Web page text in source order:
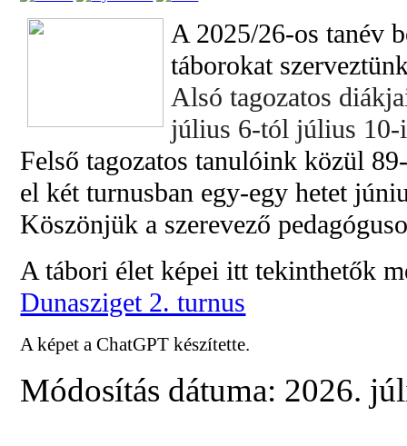
A 2025/26-os tanév
táborokat
Alsó tagozatos
július 6-tól július
Felső tagozatos tanulóink közül
el két turnusban egy-egy hetet
Köszönjük a szerevező
A tábori élet képei itt tekinthetők
Dunasziget 2. turnus
A képet a ChatGPT készítette.
Módosítás dátuma: 2026.